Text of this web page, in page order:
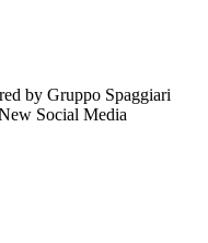
by Gruppo Spaggiari
Social Media